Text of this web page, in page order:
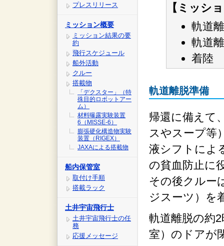
プレスリリース
ミッション概要
ミッション結果の要
約
飛行スケジュール
船外活動
クルー
搭載物
「デクスター」（特
殊目的ロボットアー
ム）
材料曝露実験装置
6（MISSE-6）
膨張硬化構造物実験
装置（RIGEX）
JAXAによる搭載物
船内保管室
取付け手順
搭載ラック
土井宇宙飛行士
土井宇宙飛行士の任
務
応援メッセージ
【ミッシ
軌道
軌道
着陸
軌道離脱準備
帰還に備えて
スやスープ等
液シフトによ
の貧血防止に
その後クルー
ジスーツ）を
軌道離脱の約
室）のドアが